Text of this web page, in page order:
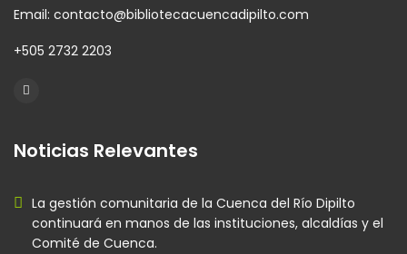
Email: contacto@bibliotecacuencadipilto.com
+505 2732 2203
Noticias Relevantes
La gestión comunitaria de la Cuenca del Río Dipilto
continuará en manos de las instituciones, alcaldías y el
Comité de Cuenca.